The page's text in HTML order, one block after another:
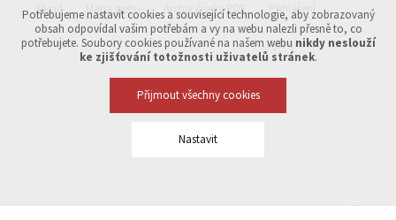
Úvod Mapa webu Archiv čísel v PDF Přihlášení
Vytvořeno v xart.cz
Potřebujeme nastavit cookies a související technologie, aby zobrazovaný
obsah odpovídal vašim potřebám a vy na webu nalezli přesně to, co
potřebujete. Soubory cookies používané na našem webu nikdy neslouží
ke zjišťování totožnosti uživatelů stránek.
Přijmout všechny cookies
Nastavit